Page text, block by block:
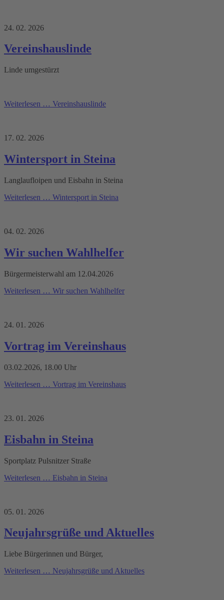
24. 02. 2026
Vereinshauslinde
Linde umgestürzt
Weiterlesen … Vereinshauslinde
17. 02. 2026
Wintersport in Steina
Langlaufloipen und Eisbahn in Steina
Weiterlesen … Wintersport in Steina
04. 02. 2026
Wir suchen Wahlhelfer
Bürgermeisterwahl am 12.04.2026
Weiterlesen … Wir suchen Wahlhelfer
24. 01. 2026
Vortrag im Vereinshaus
03.02.2026, 18.00 Uhr
Weiterlesen … Vortrag im Vereinshaus
23. 01. 2026
Eisbahn in Steina
Sportplatz Pulsnitzer Straße
Weiterlesen … Eisbahn in Steina
05. 01. 2026
Neujahrsgrüße und Aktuelles
Liebe Bürgerinnen und Bürger,
Weiterlesen … Neujahrsgrüße und Aktuelles